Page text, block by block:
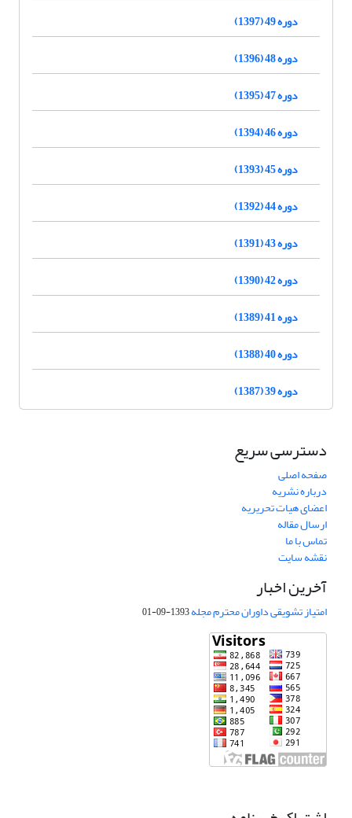
دوره 49 (1397)
دوره 48 (1396)
دوره 47 (1395)
دوره 46 (1394)
دوره 45 (1393)
دوره 44 (1392)
دوره 43 (1391)
دوره 42 (1390)
دوره 41 (1389)
دوره 40 (1388)
دوره 39 (1387)
دسترسی سریع
صفحه اصلی
درباره نشریه
اعضای هیات تحریریه
ارسال مقاله
تماس با ما
نقشه سایت
آخرین اخبار
امتیاز تشویقی داوران محترم مجله1393-09-01